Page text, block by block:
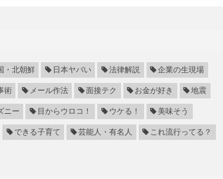
・北朝鮮 日本ヤバい 法律解説 企業の生現場
術 メール作法 面接テク お金が好き 地震
ニー 目からウロコ！ ウケる！ 美味そう
できる子育て 芸能人・有名人 これ流行ってる？